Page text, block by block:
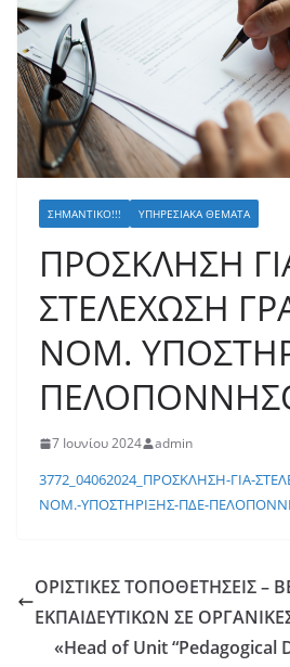
ΣΗΜΑΝΤΙΚΌ!!! ΥΠΗΡΕΣΙΑΚΆ ΘΈΜΑΤΑ
ΠΡΟΣΚΛΗΣΗ
ΣΤΕΛΕΧΩΣΗ
ΝΟΜ.
7 Ιουνίου 2024 admin
3772_04062024_ΠΡΟΣΚΛΗΣΗ-ΓΙΑ-
ΝΟΜ.-ΥΠΟΣΤΗΡΙΞΗΣ-ΠΔΕ-
ΟΡΙΣΤΙΚΕΣ ΤΟΠΟΘΕΤΗΣΕΙΣ –
ΕΚΠΑΙΔΕΥΤΙΚΩΝ ΣΕ
«Head of Unit “Pedagogical